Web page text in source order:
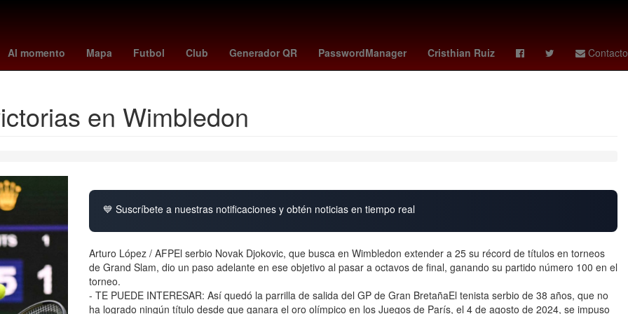
Al momento Mapa Futbol Club Generador QR PasswordManager Cristhian Ruiz Contacto
ley de amparo claudia sheinbaum mariners vs dodgers toluca vs santos Germán Berterame Rogelio Funes Mori mexico vs
en Wimbledon
💙 Suscríbete a nuestras notificaciones y obtén noticias en tiempo real
Arturo López / AFPEl serbio Novak Djokovic, que busca en Wimbledon extender a 25 su récord de títulos en torneos
de Grand Slam, dio un paso adelante en ese objetivo al pasar a octavos de final, ganando su partido número 100 en el
torneo.
- TE PUEDE INTERESAR: Así quedó la parrilla de salida del GP de Gran BretañaEl tenista serbio de 38 años, que no
ha logrado ningún título desde que ganara el oro olímpico en los Juegos de París, el 4 de agosto de 2024, se impuso